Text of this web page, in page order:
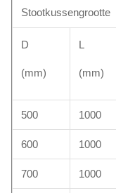
Stootkussengrootte
D
(mm)
L
(mm)
500 1000
600 1000
700 1000